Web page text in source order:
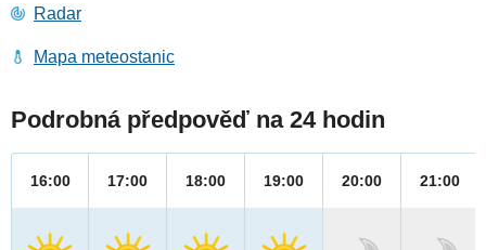
Radar
Mapa meteostanic
Podrobná předpověď na 24 hodin
16:00 17:00 18:00 19:00 20:00 21:00